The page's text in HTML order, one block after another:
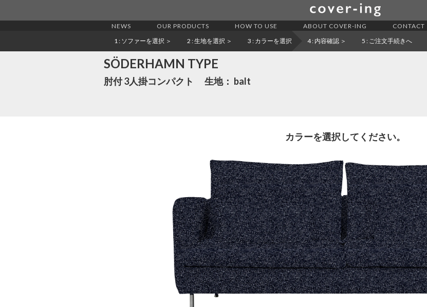
NEWS OUR PRODUCTS HOW TO USE ABOUT COVER-ING
CONTACT
1: ソファーを選択 ＞ 2 : 生地を選択 ＞ 3 : カラーを選択 4 : 内容確認 ＞ 5 : ご注文手続きへ
SÖDERHAMN TYPE
肘付 3人掛コンパクト 生地： balt
カラーを選択してください。